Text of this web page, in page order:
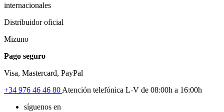
internacionales
Distribuidor oficial
Mizuno
Pago seguro
Visa, Mastercard, PayPal
+34 976 46 46 80 Atención telefónica L-V de 08:00h a 16:00h
síguenos en